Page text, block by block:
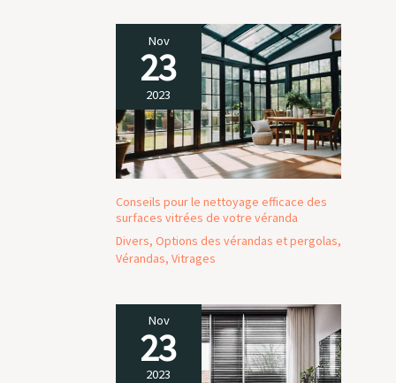
Nov
23
2023
Conseils pour le nettoyage efficace des
surfaces vitrées de votre véranda
Divers, Options des vérandas et pergolas,
Vérandas, Vitrages
Nov
23
2023